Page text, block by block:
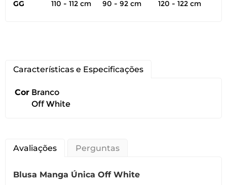
Você pode devolver este
Você possui até 07 dias corridos, após o
GG 110 - 112 cm 90 - 92 cm 120 - 122 cm
Características e Especificações
Cor Branco
Off White
Avaliações Perguntas
Blusa Manga Única Off White